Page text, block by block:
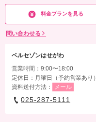
料金プランを見る
問い合わせる
ベルセゾンはせがわ
営業時間：9:00〜18:00
定休日：月曜日（予約営業あり）
資料送付方法：
メール
025-287-5111